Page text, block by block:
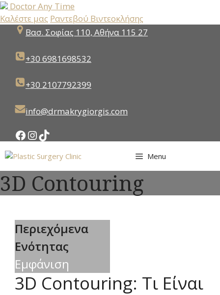
Doctor Any Time
Καλέστε μας Ραντεβού Βιντεοκλήσης
Μετάβαση
περιεχόμενο
Βασ. Σοφίας 110, Αθήνα 115 27
+30 6981698532
+30 2107792399
info@drmakrygiorgis.com
Facebook
Instagram
TikTok
Menu
3D Contouring
Περιεχόμενα
Ενότητας
Εμφάνιση
3D Contouring: Τι Είναι